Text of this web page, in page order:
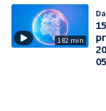
182 min